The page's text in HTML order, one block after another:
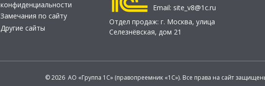
конфиденциальности
Замечания по сайту
Другие сайты
Email: site_v8@1c.ru
Отдел продаж: г. Москва, улица
Селезнёвская, дом 21
© 2026 АО «Группа 1С» (правопреемник «1С»). Все права на сайт